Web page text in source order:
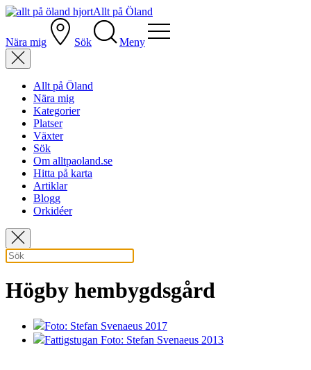
Allt på Öland
Nära mig Sök Meny
Allt på Öland
Nära mig
Kategorier
Platser
Växter
Sök
Om alltpaoland.se
Hitta på karta
Artiklar
Blogg
Orkidéer
Högby hembygdsgård
Foto: Stefan Svenaeus 2017
Fattigstugan Foto: Stefan Svenaeus 2013